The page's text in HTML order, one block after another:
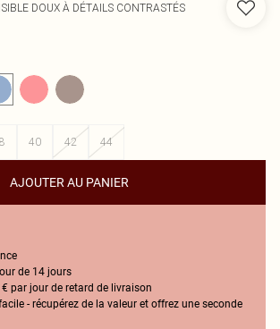
DOUX À DÉTAILS CONTRASTÉS
40 42 44
AJOUTER AU PANIER
de 14 jours
par jour de retard de livraison
- récupérez de la valeur et offrez une seconde